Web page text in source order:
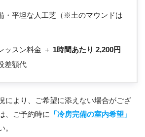
・平坦な人工芝（※土のマウンドは
ッスン料金 ＋ 1時間あたり 2,200円
差額代
により、ご希望に添えない場合がござ
、ご予約時に
「冷房完備の室内希望」
。